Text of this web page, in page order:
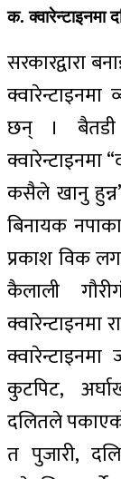
क. क्वारेन्टाइनमा
सरकारद्वारा
छन् । बैतडी
क्वारेन्टाइनमा
कसैले खानु
बिनायक
प्रकाश विक
कैलाली
क्वारेन्टाइनमा
कुटपिट,
दलितले
त पुजारी,